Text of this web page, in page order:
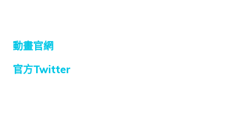
動畫官網
官方Twitter